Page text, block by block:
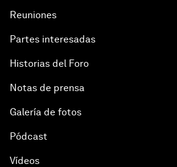
Reuniones
Partes interesadas
Historias del Foro
Notas de prensa
Galería de fotos
Pódcast
Vídeos